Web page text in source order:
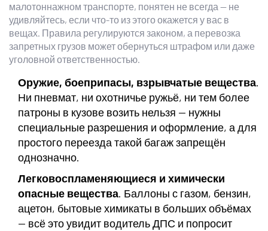
малотоннажном транспорте, понятен не всегда — не
удивляйтесь, если что-то из этого окажется у вас в
вещах. Правила регулируются законом, а перевозка
запретных грузов может обернуться штрафом или даже
уголовной ответственностью.
Оружие, боеприпасы, взрывчатые вещества.
Ни пневмат, ни охотничье ружьё, ни тем более
патроны в кузове возить нельзя — нужны
специальные разрешения и оформление, а для
простого переезда такой багаж запрещён
однозначно.
Легковоспламеняющиеся и химически
опасные вещества. Баллоны с газом, бензин,
ацетон, бытовые химикаты в больших объёмах
— всё это увидит водитель ДПС и попросит